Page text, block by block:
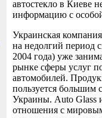
автостекло в Киеве
информацию с
Украинская
на недолгий период
2004 года) уже
рынке сферы услуг
автомобилей.
пользуется большим
Украины. Auto Glass
отношения с